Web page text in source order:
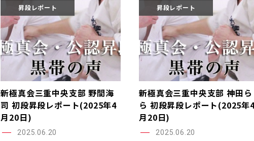
昇段レポート
新極真会三重中央支部 野間海
司 初段昇段レポート(2025年4
月20日)
2025.06.20
昇段レポート
新極真会三重中央支部 神田ら
ら 初段昇段レポート(2025年
月20日)
2025.06.20